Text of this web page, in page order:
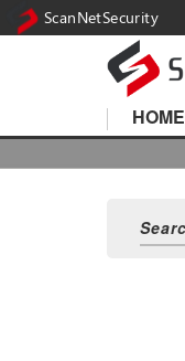
HOME
ScanNetSecurity